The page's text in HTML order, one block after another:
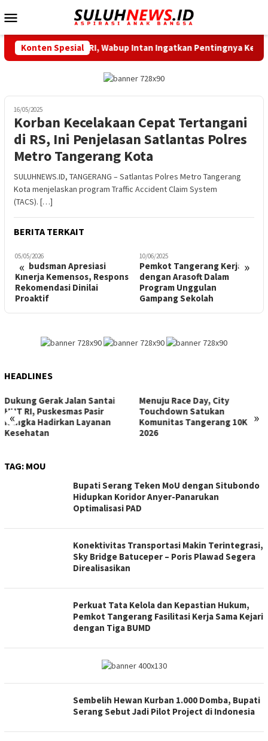
ke
Mobile
Konten Spesial
Meriahkan HUT RI, Wabup Intan Ingatkan Pentingnya
16/05/2025
Korban Kecelakaan Cepat Tertangani
di RS, Ini Penjelasan Satlantas Polres
Metro Tangerang Kota
SULUHNEWS.ID, TANGERANG – Satlantas Polres Metro Tangerang
Kota menjelaskan program Traffic Accident Claim System
(TACS). […]
BERITA TERKAIT
« »
05/05/2026
Ombudsman Apresiasi
Kinerja Kemensos, Respons
Rekomendasi Dinilai
Proaktif
10/06/2025
Pemkot Tangerang Kerja
dengan Arasoft Dalam
Program Unggulan
Gampang Sekolah
HEADLINES
« »
Dukung Gerak Jalan Santai
HUT RI, Puskesmas Pasir
Nangka Hadirkan Layanan
Kesehatan
Menuju Race Day, City
Touchdown Satukan
Komunitas Tangerang 10K
2026
TAG: MOU
Bupati Serang Teken MoU dengan Situbondo
Hidupkan Koridor Anyer-Panarukan
Optimalisasi PAD
Konektivitas Transportasi Makin Terintegrasi,
Sky Bridge Batuceper – Poris Plawad Segera
Direalisasikan
Perkuat Tata Kelola dan Kepastian Hukum,
Pemkot Tangerang Fasilitasi Kerja Sama Kejari
dengan Tiga BUMD
Sembelih Hewan Kurban 1.000 Domba, Bupati
Serang Sebut Jadi Pilot Project di Indonesia